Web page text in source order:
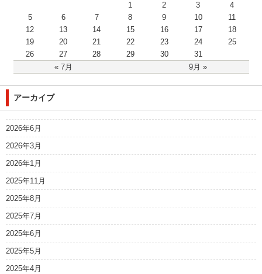
« 7月 9月 »
1 2 3
4
5
6 7 8 9 10
11
12
13 14 15 16 17
18
19
20 21 22 23 24
25
26
27 28 29 30 31
アーカイブ
2026年6月
2026年3月
2026年1月
2025年11月
2025年8月
2025年7月
2025年6月
2025年5月
2025年4月